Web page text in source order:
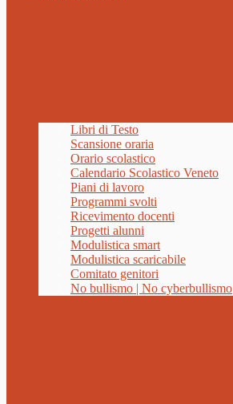
Libri di Testo
Scansione oraria
Orario scolastico
Calendario Scolastico Veneto
Piani di lavoro
Programmi svolti
Ricevimento docenti
Progetti alunni
Modulistica smart
Modulistica scaricabile
Comitato genitori
No bullismo | No cyberbullismo